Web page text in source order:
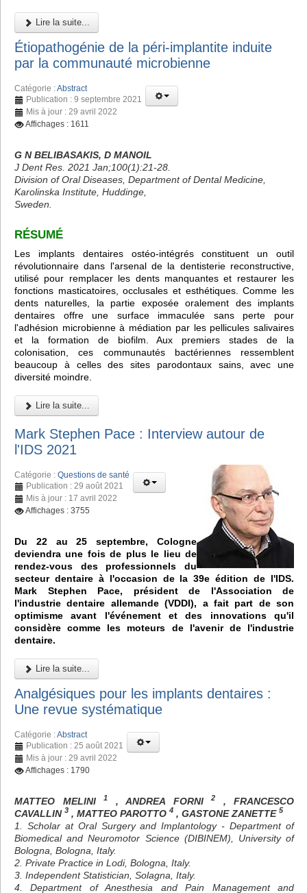
Lire la suite...
Étiopathogénie de la péri-implantite induite
par la communauté microbienne
Catégorie :Abstract
Publication : 9 septembre 2021
Mis à jour : 29 avril 2022
Affichages : 1611
G N BELIBASAKIS, D MANOIL
J Dent Res. 2021 Jan;100(1):21-28.
Division of Oral Diseases, Department of Dental Medicine,
Karolinska Institute, Huddinge,
Sweden.
RÉSUMÉ
Les implants dentaires ostéo-intégrés constituent un outil
révolutionnaire dans l'arsenal de la dentisterie reconstructive,
utilisé pour remplacer les dents manquantes et restaurer les
fonctions masticatoires, occlusales et esthétiques. Comme les
dents naturelles, la partie exposée oralement des implants
dentaires offre une surface immaculée sans perte pour
l'adhésion microbienne à médiation par les pellicules salivaires
et la formation de biofilm. Aux premiers stades de la
colonisation, ces communautés bactériennes ressemblent
beaucoup à celles des sites parodontaux sains, avec une
diversité moindre.
Lire la suite...
Mark Stephen Pace : Interview autour de
l'IDS 2021
Catégorie : Questions de santé
Publication : 29 août 2021
Mis à jour : 17 avril 2022
Affichages : 3755
Du 22 au 25 septembre, Cologne
deviendra une fois de plus le lieu de
rendez-vous des professionnels du
secteur dentaire à l'occasion de la 39e édition de l'IDS.
Mark Stephen Pace, président de l'Association de
l'industrie dentaire allemande (VDDI), a fait part de son
optimisme avant l'événement et des innovations qu'il
considère comme les moteurs de l'avenir de l'industrie
dentaire.
Lire la suite...
Analgésiques pour les implants dentaires :
Une revue systématique
Catégorie :Abstract
Publication : 25 août 2021
Mis à jour : 29 avril 2022
Affichages : 1790
MATTEO MELINI 1 , ANDREA FORNI 2
, FRANCESCO
CAVALLIN 3 , MATTEO PAROTTO 4 , GASTONE ZANETTE 5
1. Scholar at Oral Surgery and Implantology - Department of
Biomedical and Neuromotor Science (DIBINEM), University of
Bologna, Bologna, Italy.
2. Private Practice in Lodi, Bologna, Italy.
3. Independent Statistician, Solagna, Italy.
4. Department of Anesthesia and Pain Management and